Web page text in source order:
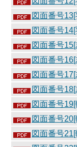
図面番号
図面番号
図面番号
図面番号
図面番号
図面番号
図面番号
図面番号
図面番号